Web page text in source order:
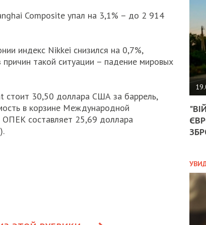
Composite упал на 3,1% – до 2 914
индекс Nikkei снизился на 0,7%,
такой ситуации – падение мировых
стоит 30,50 доллара США за баррель,
в корзине Международной
ОПЕК составляет 25,69 доллара
НА